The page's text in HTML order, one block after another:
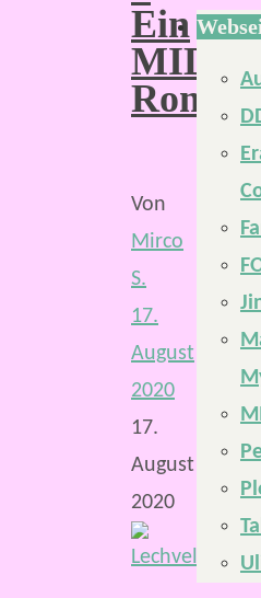
Ein
Roman
Von
Mirco
S.
17.
August
2020
17.
August
2020